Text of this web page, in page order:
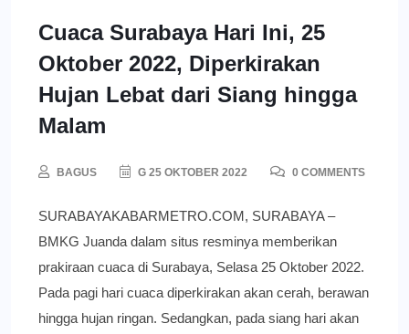
Cuaca Surabaya Hari Ini, 25
Oktober 2022, Diperkirakan
Hujan Lebat dari Siang hingga
Malam
BAGUS G 25 OKTOBER 2022 0 COMMENTS
SURABAYAKABARMETRO.COM, SURABAYA –
BMKG Juanda dalam situs resminya memberikan
prakiraan cuaca di Surabaya, Selasa 25 Oktober 2022.
Pada pagi hari cuaca diperkirakan akan cerah, berawan
hingga hujan ringan. Sedangkan, pada siang hari akan